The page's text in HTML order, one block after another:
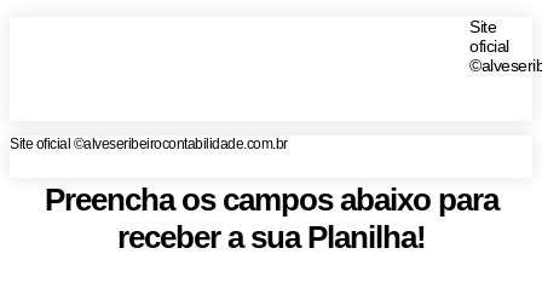
Site
oficial
Site oficial ©alveseribeirocontabilidade.com.br
Preencha os campos abaixo para
receber a sua Planilha!